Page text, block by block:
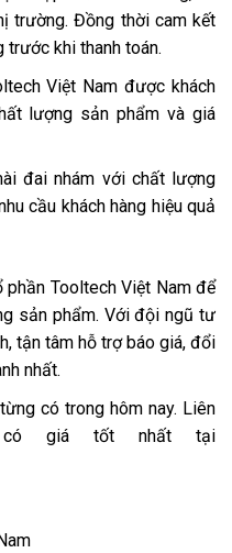
trường. Đồng thời cam kết
trước khi thanh toán.
Việt Nam được khách
lượng sản phẩm và giá
đai nhám với chất lượng
cầu khách hàng hiệu quả
phần Tooltech Việt Nam để
sản phẩm. Với đội ngũ tư
tận tâm hỗ trợ báo giá, đổi
nhất.
có trong hôm nay. Liên
giá tốt nhất tại